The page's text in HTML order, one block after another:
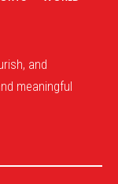
and
meaningful